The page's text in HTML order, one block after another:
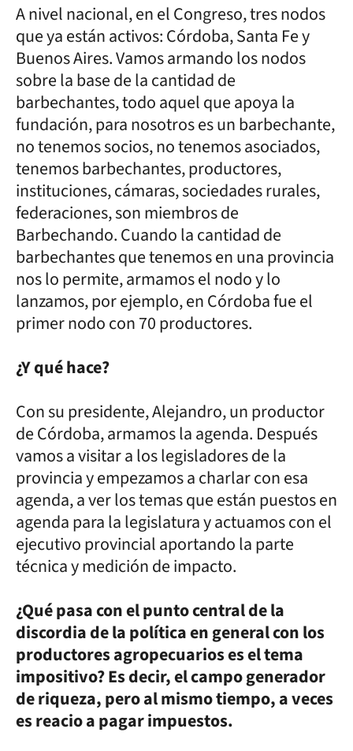
A nivel nacional, en el Congreso, tres nodos
que ya están activos: Córdoba, Santa Fe y
Buenos Aires. Vamos armando los nodos
sobre la base de la cantidad de
barbechantes, todo aquel que apoya la
fundación, para nosotros es un barbechante,
no tenemos socios, no tenemos asociados,
tenemos barbechantes, productores,
instituciones, cámaras, sociedades rurales,
federaciones, son miembros de
Barbechando. Cuando la cantidad de
barbechantes que tenemos en una provincia
nos lo permite, armamos el nodo y lo
lanzamos, por ejemplo, en Córdoba fue el
primer nodo con 70 productores.
¿Y qué hace?
Con su presidente, Alejandro, un productor
de Córdoba, armamos la agenda. Después
vamos a visitar a los legisladores de la
provincia y empezamos a charlar con esa
agenda, a ver los temas que están puestos en
agenda para la legislatura y actuamos con el
ejecutivo provincial aportando la parte
técnica y medición de impacto.
¿Qué pasa con el punto central de la
discordia de la política en general con los
productores agropecuarios es el tema
impositivo? Es decir, el campo generador
de riqueza, pero al mismo tiempo, a veces
es reacio a pagar impuestos.